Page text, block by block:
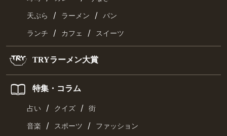
天ぷら / ラーメン / パン
ランチ / カフェ / スイーツ
TRYラーメン大賞
特集・コラム
占い / クイズ / 街
音楽 / スポーツ / ファッション